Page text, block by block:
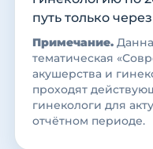
путь только
Примечание.
тематическая
акушерства и
проходят
гинекологи для
отчётном периоде.